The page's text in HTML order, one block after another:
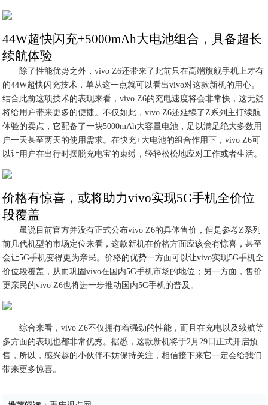
44W超快闪充+5000mAh大电池组合，具备超长
续航体验
除了性能优势之外，vivo Z6还带来了此前只在高端旗舰手机上才有
的44W超快闪充技术，单从这一点就可以看出vivo对这款新机的用心。
结合此前这项技术的表现来看，vivo Z6的充电速度将会非常快，这无疑
将给用户带来更多的便捷。不仅如此，vivo Z6还延续了Z系列主打续航
体验的卖点，它配备了一块5000mAh大容量电池，足以满足绝大多数用
户一天甚至两天的使用需求。在快充+大电池的组合作用下，vivo Z6可
以让用户在出行时摆脱充电宝的束缚，轻轻松松地应对工作或者生活。
价格有惊喜，或将助力vivo实现5G手机全价位
段覆盖
虽说目前官方并没有正式公布vivo Z6的具体售价，但是参考Z系列
前几代机型的市场定位来看，这款新机在价格方面应该会有惊喜，甚至
会让5G手机变得更为亲民。价格的优势一方面可以让vivo实现5G手机全
价位段覆盖，从而巩固vivo在国内5G手机市场的地位；另一方面，售价
更亲民的vivo Z6也将进一步推动国内5G手机的普及。
综合来看，vivo Z6不仅拥有着强劲的性能，而且在充电以及续航等
多方面的表现也都非常优秀。据悉，这款新机将于2月29日正式开启预
售，所以，感兴趣的小伙伴不妨保持关注，相信接下来它一定会给我们
带来更多惊喜。